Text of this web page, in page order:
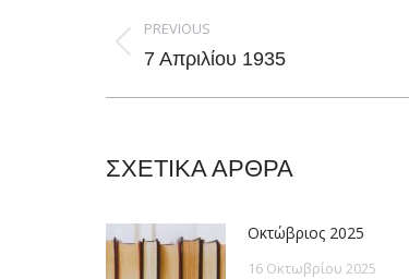
navigation
PREVIOUS
Previous
7 Απριλίου 1935
ΣΧΕΤΙΚΑ ΑΡΘΡΑ
Οκτώβριος 2025
16 Οκτωβρίου 2025